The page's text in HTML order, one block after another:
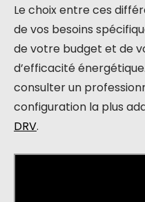
Le choix entre ces
de vos besoins
de votre budget et de
d’efficacité
consulter un
configuration la plus
DRV.